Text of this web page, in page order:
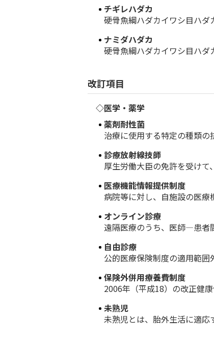
チギレハダカ
硬骨魚綱ハダカイワシ目ハダ
ナミダハダカ
硬骨魚綱ハダカイワシ目ハダ
改訂項目
◇医学・薬学
薬剤耐性菌
治療に使用する特定の種類
診療放射線技師
厚生労働大臣の免許を受けて
医療機能情報提供制度
病院等に対し、自施設の医療
オンライン診療
遠隔医療のうち、医師―患者
自由診療
公的医療保険制度の適用範
保険外併用療養費制度
2006年（平成18）の改正健
未熟児
未熟児とは、胎外生活に適応